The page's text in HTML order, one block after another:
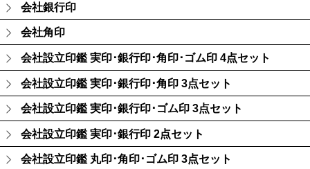
会社銀行印
会社角印
会社設立印鑑 実印･銀行印･角印･ゴム印 4点セット
会社設立印鑑 実印･銀行印･角印 3点セット
会社設立印鑑 実印･銀行印･ゴム印 3点セット
会社設立印鑑 実印･銀行印 2点セット
会社設立印鑑 丸印･角印･ゴム印 3点セット